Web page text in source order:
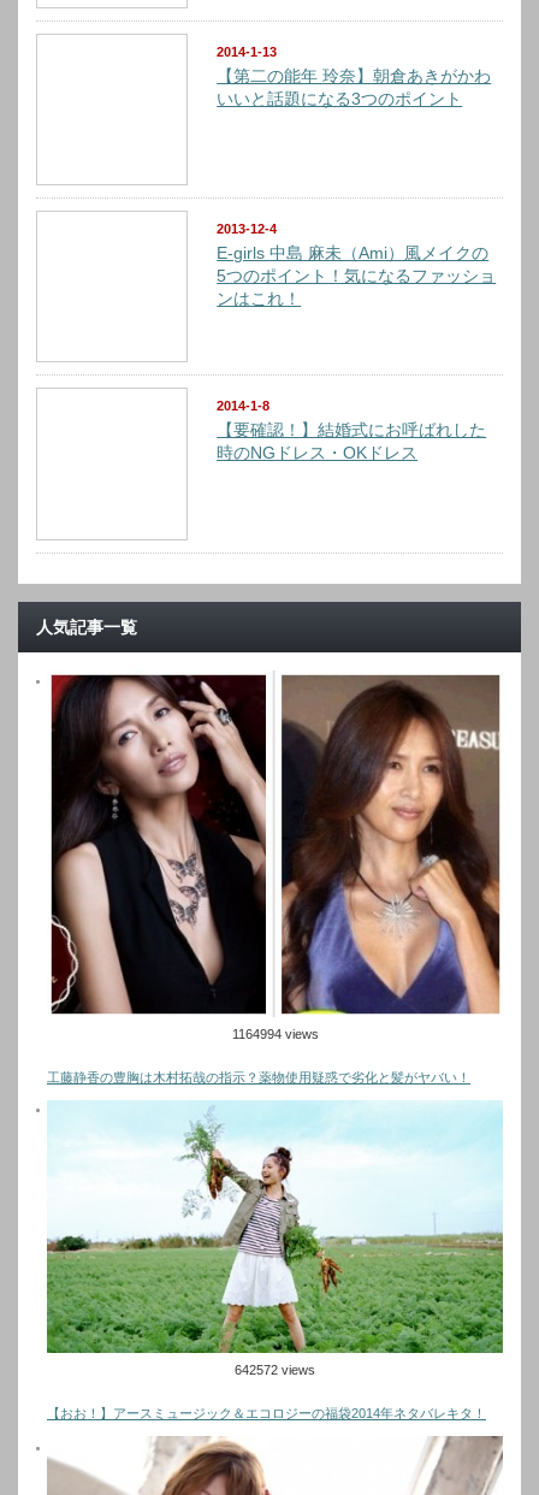
2014-1-13
【第二の能年 玲奈】朝倉あきがかわ
いいと話題になる3つのポイント
2013-12-4
E-girls 中島 麻未（Ami）風メイクの
5つのポイント！気になるファッショ
ンはこれ！
2014-1-8
【要確認！】結婚式にお呼ばれした
時のNGドレス・OKドレス
人気記事一覧
1164994 views
工藤静香の豊胸は木村拓哉の指示？薬物使用疑惑で劣化と髪がヤバい！
642572 views
【おお！】アースミュージック＆エコロジーの福袋2014年ネタバレキタ！